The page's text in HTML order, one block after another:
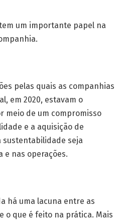
um importante papel na
pelas quais as companhias
em 2020, estavam o
meio de um compromisso
e a aquisição de
sustentabilidade seja
e nas operações.
há uma lacuna entre as
o que é feito na prática. Mais